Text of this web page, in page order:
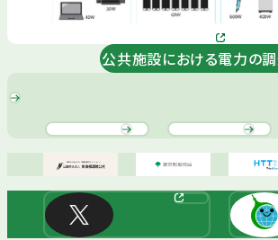
公共施設における電力の